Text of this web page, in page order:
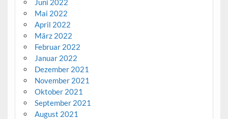
Mai 2022
April 2022
März 2022
Februar 2022
Januar 2022
Dezember 2021
November 2021
Oktober 2021
September 2021
August 2021